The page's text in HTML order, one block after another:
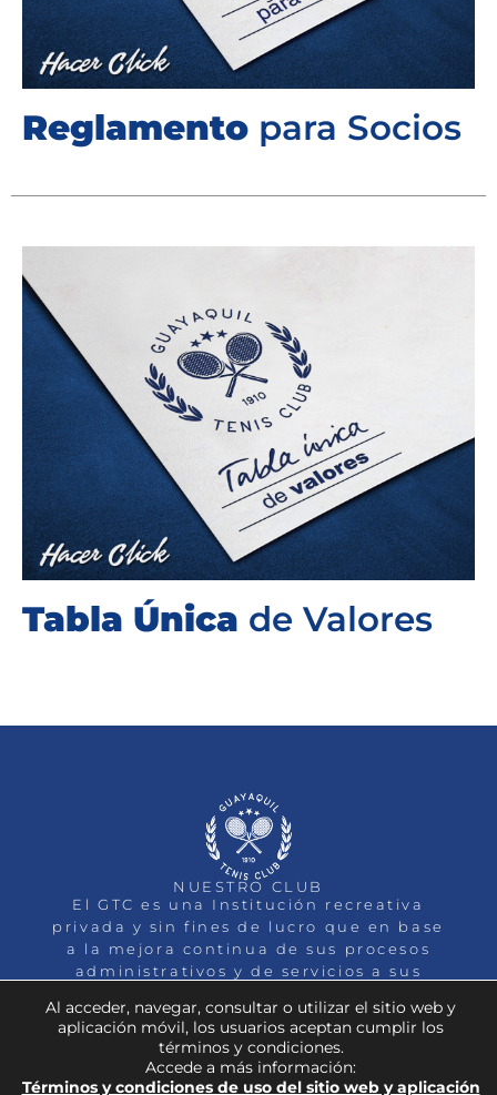
Reglamento para Socios
Tabla Única de Valores
NUESTRO CLUB
El GTC es una Institución recreativa
privada y sin fines de lucro que en base
a la mejora continua de sus procesos
administrativos y de servicios a sus
INICIO QUIENES SOMOS
DEPORTES
EVENTOS NOTICIAS
Al acceder, navegar, consultar o utilizar el sitio web y
aplicación móvil, los usuarios aceptan cumplir los
términos y condiciones.
Accede a más información:
Términos y condiciones de uso del sitio web y aplicación